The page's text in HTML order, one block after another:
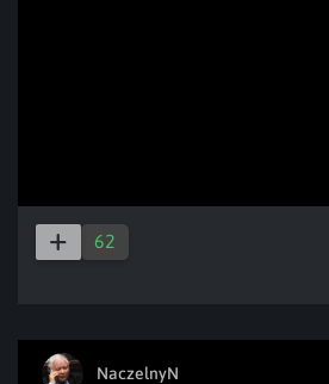
62
NaczelnyN